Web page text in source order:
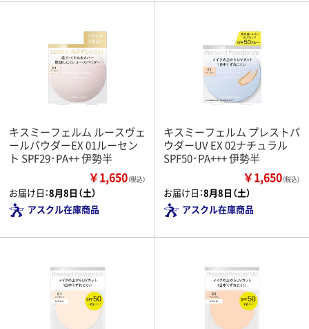
キスミーフェルム ルースヴェ
ールパウダーEX 01ルーセン
ト SPF29･PA++ 伊勢半
￥1,650（税込）
お届け日：8月8日（土）
アスクル在庫商品
キスミーフェルム プレストパ
ウダーUV EX 02ナチュラル
SPF50･PA+++ 伊勢半
￥1,650（税込）
お届け日：8月8日（土）
アスクル在庫商品